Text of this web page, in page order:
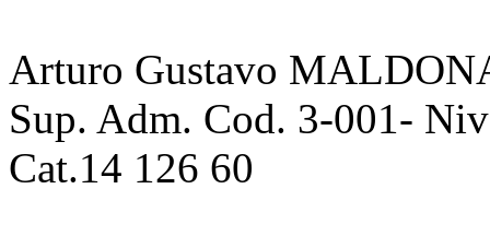
Arturo Gustavo
Sup. Adm. Cod. 3-001-
Cat.14 126 60